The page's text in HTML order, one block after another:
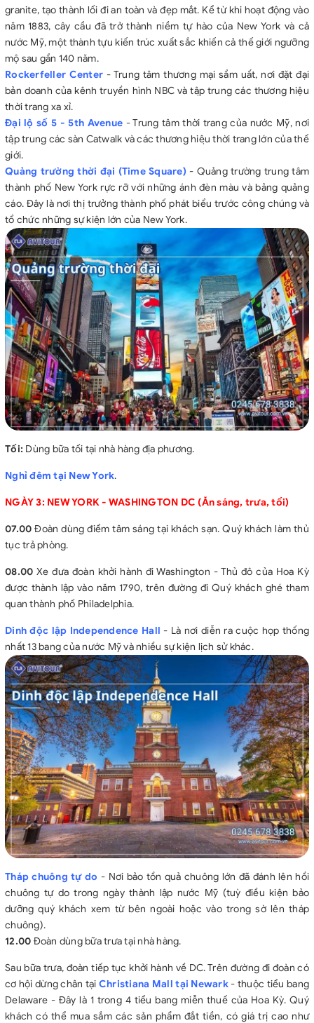
granite, tạo thành lối đi an toàn và đẹp mắt. Kể từ khi hoạt động vào
năm 1883, cây cầu đã trở thành niềm tự hào của New York và cả
nước Mỹ, một thành tựu kiến trúc xuất sắc khiến cả thế giới ngưỡng
mộ sau gần 140 năm.
Rockerfeller Center - Trung tâm thương mại sầm uất, nơi đặt đại
bản doanh của kênh truyền hình NBC và tập trung các thương hiệu
thời trang xa xỉ.
Đại lộ số 5 - 5th Avenue - Trung tâm thời trang của nước Mỹ, nơi
tập trung các sàn Catwalk và các thương hiệu thời trang lớn của thế
giới.
Quảng trường thời đại (Time Square) - Quảng trường trung tâm
thành phố New York rực rỡ với những ánh đèn màu và bảng quảng
cáo. Đây là nơi thị trưởng thành phố phát biểu trước công chúng và
tổ chức những sự kiện lớn của New York.
Tối: Dùng bữa tối tại nhà hàng địa phương.
Nghỉ đêm tại New York.
NGÀY 3: NEW YORK - WASHINGTON DC (Ăn sáng, trưa, tối)
07.00 Đoàn dùng điểm tâm sáng tại khách sạn. Quý khách làm thủ
tục trả phòng.
08.00 Xe đưa đoàn khởi hành đi Washington - Thủ đô của Hoa Kỳ
được thành lập vào năm 1790, trên đường đi Quý khách ghé tham
quan thành phố Philadelphia.
Dinh độc lập Independence Hall - Là nơi diễn ra cuộc họp thống
nhất 13 bang của nước Mỹ và nhiều sự kiện lịch sử khác.
Tháp chuông tự do - Nơi bảo tồn quả chuông lớn đã đánh lên hồi
chuông tự do trong ngày thành lập nước Mỹ (tuỳ điều kiện bảo
dưỡng quý khách xem từ bên ngoài hoặc vào trong sờ lên tháp
chuông).
12.00 Đoàn dùng bữa trưa tại nhà hàng.
Sau bữa trưa, đoàn tiếp tục khởi hành về DC. Trên đường đi đoàn có
cơ hội dừng chân tại Christiana Mall tại Newark- thuộc tiểu bang
Delaware - Đây là 1 trong 4 tiểu bang miễn thuế của Hoa Kỳ. Quý
khách có thể mua sắm các sản phẩm đắt tiền, có giá trị cao như